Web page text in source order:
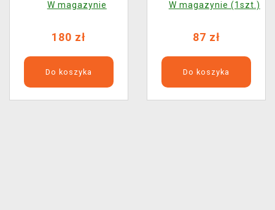
W magazynie
180 zł
Do koszyka
W magazynie (1szt.)
87 zł
Do koszyka